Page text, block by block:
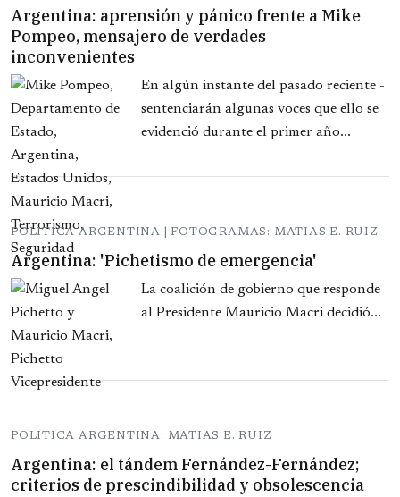
Argentina: aprensión y pánico frente a Mike
Pompeo, mensajero de verdades
inconvenientes
En algún instante del pasado reciente -
sentenciarán algunas voces que ello se
evidenció durante el primer año...
POLITICA ARGENTINA | FOTOGRAMAS: MATIAS E. RUIZ
Argentina: 'Pichetismo de emergencia'
La coalición de gobierno que responde
al Presidente Mauricio Macri decidió...
POLITICA ARGENTINA: MATIAS E. RUIZ
Argentina: el tándem Fernández-Fernández;
criterios de prescindibilidad y obsolescencia